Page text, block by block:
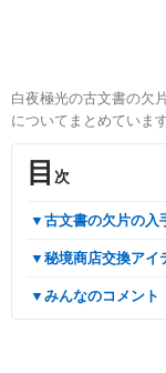
白夜極光の古文書の欠
についてまとめていま
目 次
▼古文書の欠片の入
▼秘境商店交換ア
▼みんなのコメント